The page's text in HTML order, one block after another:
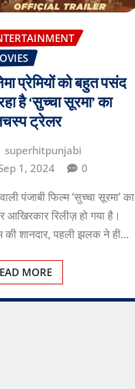
प्रेमियों को बहुत पसंद
है ‘सुच्चा सूरमा’ का
ट्रेलर
superhitpunjabi
1, 2024
0
पंजाबी फिल्म ‘सुच्चा सूरमा’ का
आखिरकार रिलीज़ हो गया है।
की शानदार, पहली झलक ने ही…
MORE